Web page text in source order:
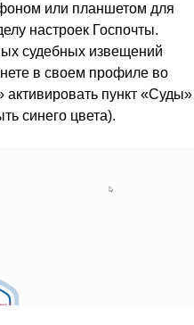
или планшетом для
настроек Госпочты.
судебных извещений
в своем профиле во
активировать пункт «Суды»
синего цвета).